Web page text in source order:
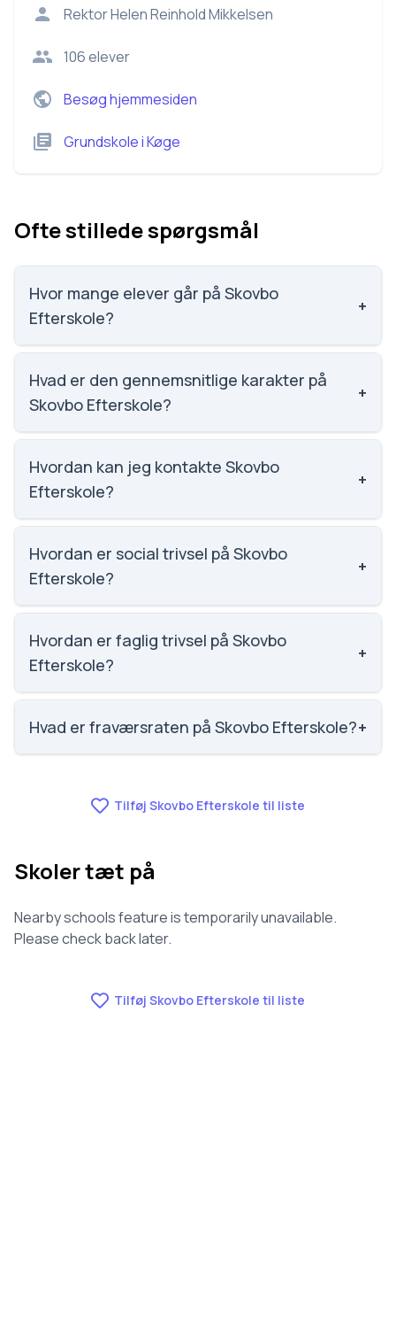
RektorHelen Reinhold Mikkelsen
106elever
Besøg hjemmesiden
GrundskoleiKøge
Ofte stillede spørgsmål
Hvor mange elever går på Skovbo
Efterskole?
+
Skovbo Efterskole har 106 elever, hvilket gør den til
nummer 1759 ud af 3143 skoler.
Hvad er den gennemsnitlige karakter på
Skovbo Efterskole?
+
Karaktergennemsnittet på Skovbo Efterskole er 7,
nummer 973 ud af 3143 skoler.
Hvordan kan jeg kontakte Skovbo
Efterskole?
+
Email: kontor@skovboefterskole.dk. Telefon: 5687
9909. Adresse: Ringstedvej 614A Slimminge.
Skoleleder: Helen Reinhold Mikkelsen.
Hvordan er social trivsel på Skovbo
Efterskole?
+
Vi har ikke data om social trivsel for Skovbo
Efterskole.
Hvordan er faglig trivsel på Skovbo
Efterskole?
+
Vi har ikke data om faglig trivsel for Skovbo
Efterskole.
Hvad er fraværsraten på Skovbo Efterskole?+
Tilføj Skovbo Efterskole til liste
Skoler tæt på
Nearby schools feature is temporarily unavailable.
Please check back later.
Tilføj Skovbo Efterskole til liste